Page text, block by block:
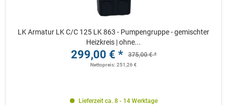
LK Armatur LK C/C 125 LK 863 - Pumpengruppe - gemischter
Heizkreis | ohne...
299,00 € * 375,00 € *
Nettopreis: 251,26 €
Lieferzeit ca. 8 - 14 Werktage